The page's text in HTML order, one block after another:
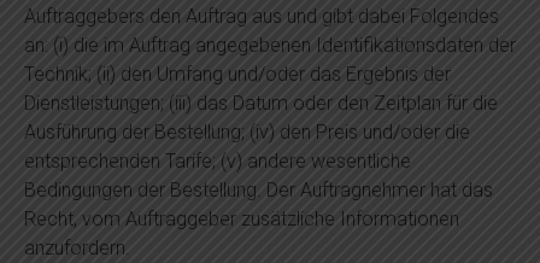
Auftraggebers den Auftrag aus und gibt dabei Folgendes
an: (i) die im Auftrag angegebenen Identifikationsdaten der
Technik; (ii) den Umfang und/oder das Ergebnis der
Dienstleistungen; (iii) das Datum oder den Zeitplan für die
Ausführung der Bestellung; (iv) den Preis und/oder die
entsprechenden Tarife; (v) andere wesentliche
Bedingungen der Bestellung. Der Auftragnehmer hat das
Recht, vom Auftraggeber zusätzliche Informationen
anzufordern.